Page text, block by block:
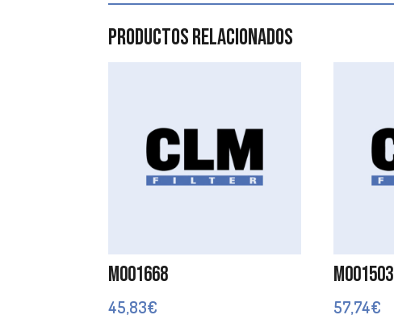
Productos relacionados
M001668
45,83€
M001503
57,74€